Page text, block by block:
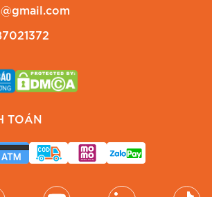
trang hiện đại với đầm cổ vuông mã
TOÁN